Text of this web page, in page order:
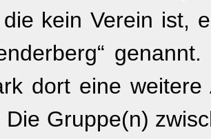
kein Verein ist,
dort eine
Die Gruppe(n)